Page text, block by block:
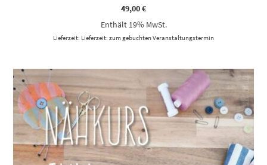
49,00€
Enthält 19% MwSt.
Lieferzeit: Lieferzeit: zum gebuchten Veranstaltungstermin